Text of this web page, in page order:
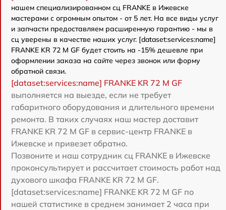
нашем специализированном сц FRANKE в Ижевске
мастерами с огромным опытом - от 5 лет. На все виды услуг
и запчасти предоставляем расширенную гарантию - мы в
сц уверены в качестве наших услуг. [dataset:services:name]
FRANKE KR 72 M GF будет стоить на -15% дешевле при
оформлении заказа на сайте через звонок или форму
обратной связи.
[dataset:services:name] FRANKE KR 72 M GF
выполняется на выезде, если не требует
габаритного оборудования и длительного времени
ремонта. В таких случаях наш мастер доставит
FRANKE KR 72 M GF в сервис-центр FRANKE в
Ижевске и привезет обратно.
Позвоните и наш сотрудник сц FRANKE в Ижевске
проконсультирует и рассчитает стоимость работ над
духового шкафа FRANKE KR 72 M GF.
[dataset:services:name] FRANKE KR 72 M GF по
нашей статистике в среднем занимает 2 часа при